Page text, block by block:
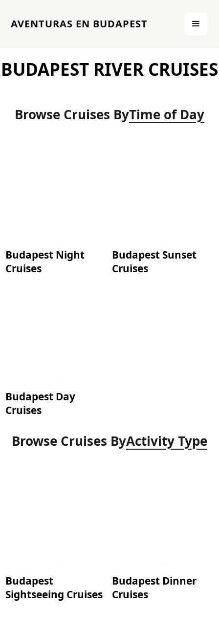
AVENTURAS EN BUDAPEST
BUDAPEST RIVER CRUISES
Browse Cruises ByTime of Day
Budapest Night
Cruises
Budapest Sunset
Cruises
Budapest Day
Cruises
Browse Cruises ByActivity Type
Budapest
Sightseeing Cruises
Budapest Dinner
Cruises